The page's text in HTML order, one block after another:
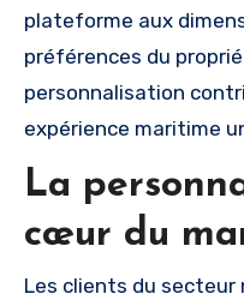
plateforme aux
préférences du
personnalisation
expérience maritime
La
cœur du
Les clients du